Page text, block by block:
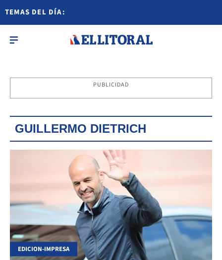
TEMAS DEL DÍA:
PUBLICIDAD
GUILLERMO DIETRICH
EDICION-IMPRESA